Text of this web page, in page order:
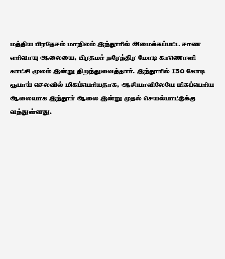
மத்திய பிரதேசம் மாநிலம் இந்தூரில் அமைக்கப்பட்ட சாண
எரிவாயு ஆலையை, பிரதமர் நரேந்திர மோடி காணொளி
காட்சி மூலம் இன்று திறந்துவைத்தார். இந்தூரில் 150 கோடி
ரூபாய் செலவில் மிகப்பெரியதாக, ஆசியாவிலேயே மிகப்பெரிய
ஆலையாக இந்தூர் ஆலை இன்று முதல் செயல்பாட்டுக்கு
வந்துள்ளது.